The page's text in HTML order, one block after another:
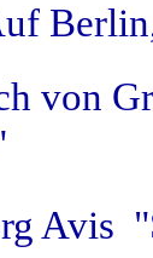
Berlin,
von
Avis